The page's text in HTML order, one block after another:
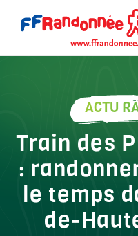
ACTU
Train des
:
le temps
de-